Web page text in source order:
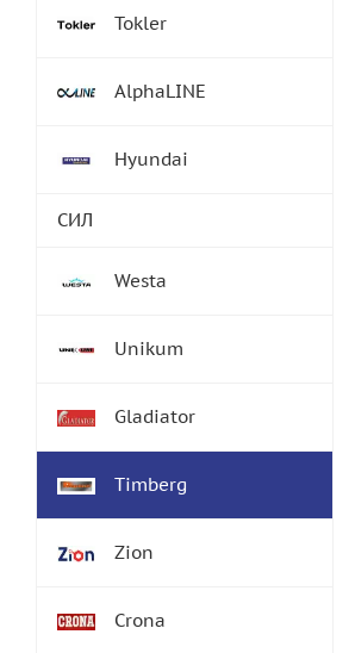
Tokler
AlphaLINE
Hyundai
СИЛ
Westa
Unikum
Gladiator
Timberg
Zion
Crona